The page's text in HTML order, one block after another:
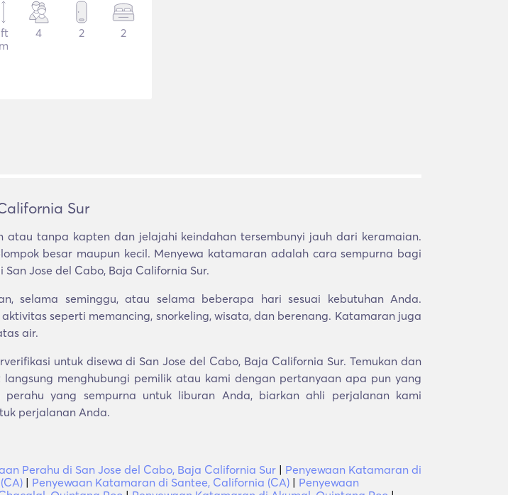
4 2 2
Sur
atau tanpa kapten dan jelajahi keindahan tersembunyi jauh dari keramaian.
besar maupun kecil. Menyewa katamaran adalah cara sempurna bagi
Jose del Cabo, Baja California Sur.
selama seminggu, atau selama beberapa hari sesuai kebutuhan Anda.
seperti memancing, snorkeling, wisata, dan berenang. Katamaran juga
air.
untuk disewa di San Jose del Cabo, Baja California Sur. Temukan dan
menghubungi pemilik atau kami dengan pertanyaan apa pun yang
yang sempurna untuk liburan Anda, biarkan ahli perjalanan kami
perjalanan Anda.
Perahu di San Jose del Cabo, Baja California Sur | Penyewaan Katamaran di
| Penyewaan Katamaran di Santee, California (CA) | Penyewaan